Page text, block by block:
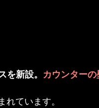
新設。 カウンター
ています。